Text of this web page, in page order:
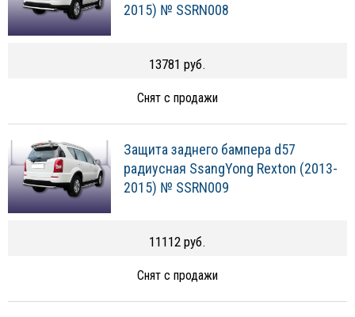
2015) № SSRN008
13781 руб.
Снят с продажи
Защита заднего бампера d57
радиусная SsangYong Rexton (2013-
2015) № SSRN009
11112 руб.
Снят с продажи